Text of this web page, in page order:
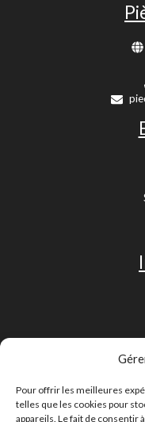
Pour offrir les meilleures
telles que les cookies pour
appareils. Le fait de consentir